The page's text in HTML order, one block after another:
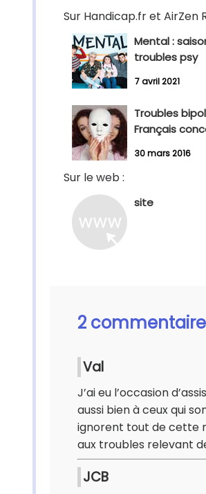
Sur Handicap.fr et AirZen
Mental :
troubles psy
7 avril 2021
Troubles
Français
30 mars 2016
Sur le web :
site
2
Val
J’ai eu l’occasion
aussi bien à ceux qui
ignorent tout de cette
aux troubles relevant
JCB